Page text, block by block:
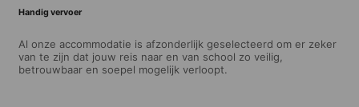
Handig vervoer
Al onze accommodatie is afzonderlijk geselecteerd om er zeker
van te zijn dat jouw reis naar en van school zo veilig,
betrouwbaar en soepel mogelijk verloopt.